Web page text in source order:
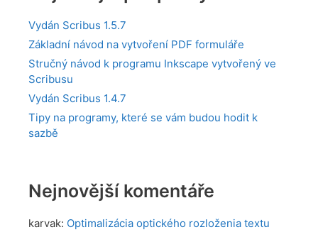
Vydán Scribus 1.5.7
Základní návod na vytvoření PDF formuláře
Stručný návod k programu Inkscape vytvořený ve
Scribusu
Vydán Scribus 1.4.7
Tipy na programy, které se vám budou hodit k
sazbě
Nejnovější komentáře
karvak: Optimalizácia optického rozloženia textu